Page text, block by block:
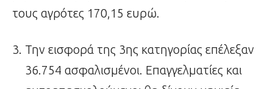
τους αγρότες 170,15 ευρώ.
Την εισφορά της 3ης κατηγορίας επέλεξαν
36.754 ασφαλισμένοι. Επαγγελματίες και